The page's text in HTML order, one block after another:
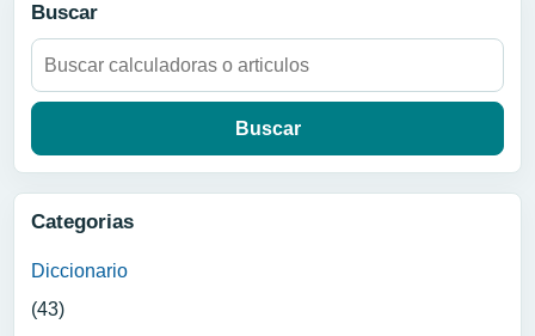
Buscar
Buscar:
Categorias
Diccionario
(43)